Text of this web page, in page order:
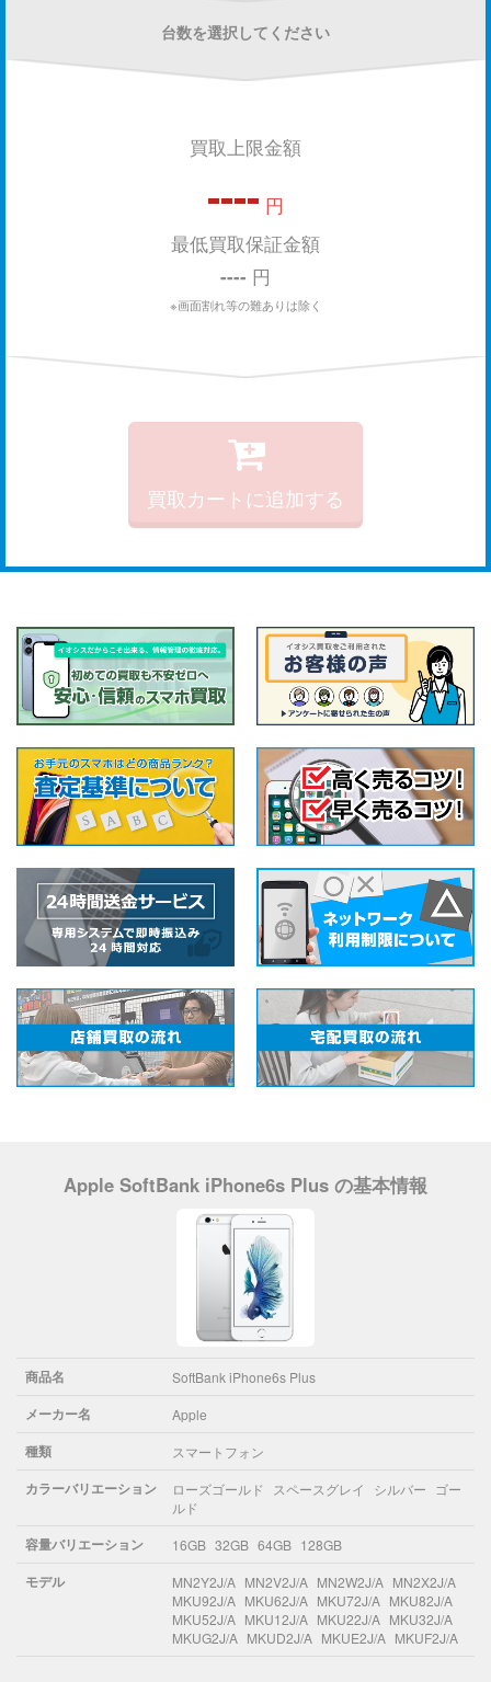
台数を選択してください
買取上限金額
---- 円
最低買取保証金額
---- 円
※画面割れ等の難ありは除く
買取カートに追加する
Apple SoftBank iPhone6s Plus の基本情報
商品名 SoftBank iPhone6s Plus
メーカー名 Apple
種類 スマートフォン
カラーバリエーション ローズゴールド スペースグレイ シルバー ゴー
ルド
容量バリエーション 16GB 32GB 64GB 128GB
モデル MN2Y2J/A MN2V2J/A MN2W2J/A MN2X2J/A
MKU92J/A MKU62J/A MKU72J/A MKU82J/A
MKU52J/A MKU12J/A MKU22J/A MKU32J/A
MKUG2J/A MKUD2J/A MKUE2J/A MKUF2J/A